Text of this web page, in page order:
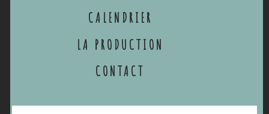
CALENDRIER
LA PRODUCTION
CONTACT